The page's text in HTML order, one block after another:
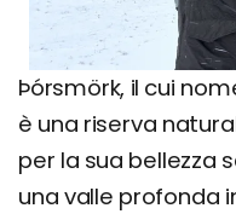
Þórsmörk, il cui
è una riserva
per la sua bellezza
una valle profonda